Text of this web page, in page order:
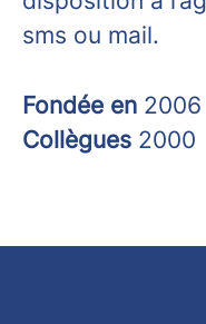
sms ou mail.
Fondée en 2006
Collègues 2000